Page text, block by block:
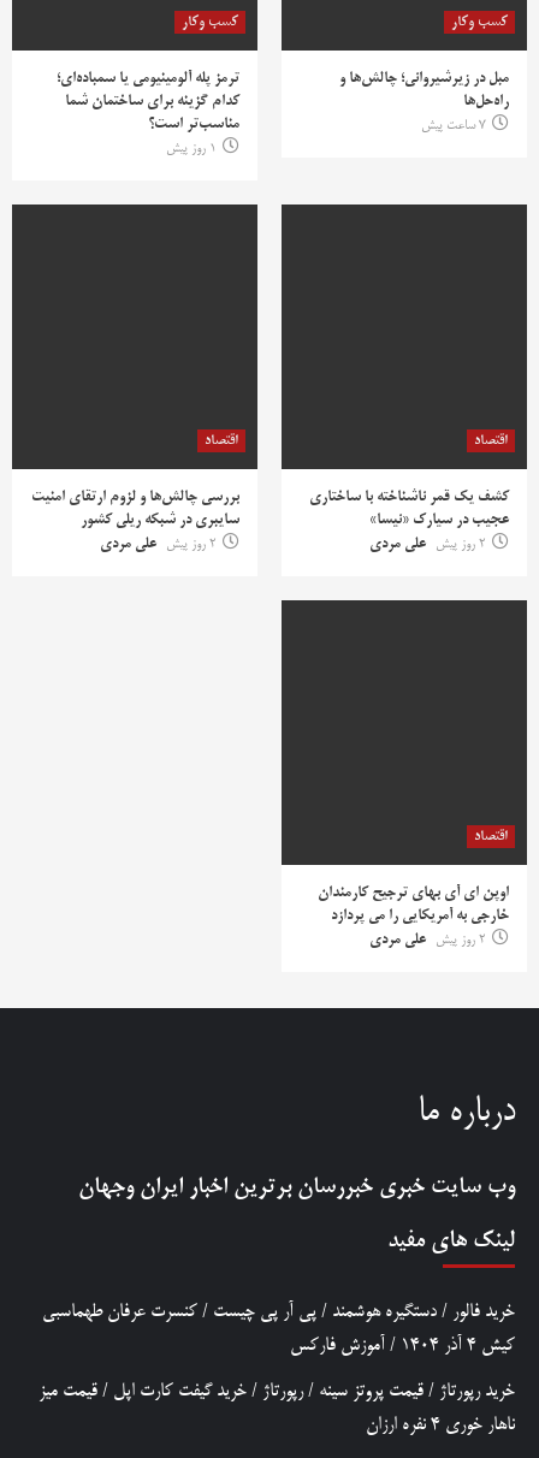
کسب وکار
مبل در زیرشیروانی؛ چالش‌ها و
راه‌حل‌ها
7 ساعت پیش
کسب وکار
ترمز پله آلومینیومی یا سمباده‌ای؛
کدام گزینه برای ساختمان شما
مناسب‌تر است؟
1 روز پیش
اقتصاد
کشف یک قمر ناشناخته با ساختاری
عجیب در سیارک «نیسا»
2 روز پیش
علی مردی
اقتصاد
بررسی چالش‌ها و لزوم ارتقای امنیت
سایبری در شبکه ریلی کشور
2 روز پیش
علی مردی
اقتصاد
اوپن ای آی بهای ترجیح کارمندان
خارجی به آمریکایی را می پردازد
2 روز پیش
علی مردی
درباره ما
وب سایت خبری خبررسان برترین اخبار ایران وجهان
لینک های مفید
خرید فالور / دستگیره هوشمند / پی آر پی چیست / کنسرت عرفان طهماسبی
کیش 4 آذر 1404
/ آموزش فارکس
خرید رپورتاژ / قیمت پروتز سینه /رپورتاژ / خرید گیفت کارت اپل / قیمت میز
ناهار خوری 4 نفره ارزان